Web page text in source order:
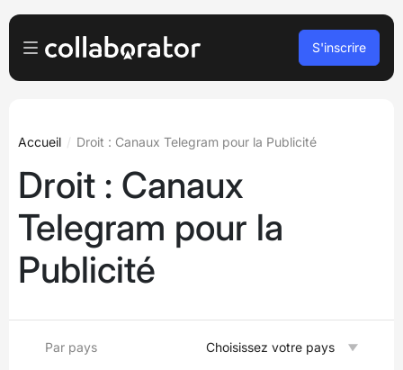
Pour les Éditeurs
Pour les agences
Podcasts et webinaires
Blog
Se connecter
S'inscrire
Accueil Droit : Canaux Telegram pour la Publicité
Droit : Canaux
Telegram pour la
Publicité
Par pays Choisissez votre pays